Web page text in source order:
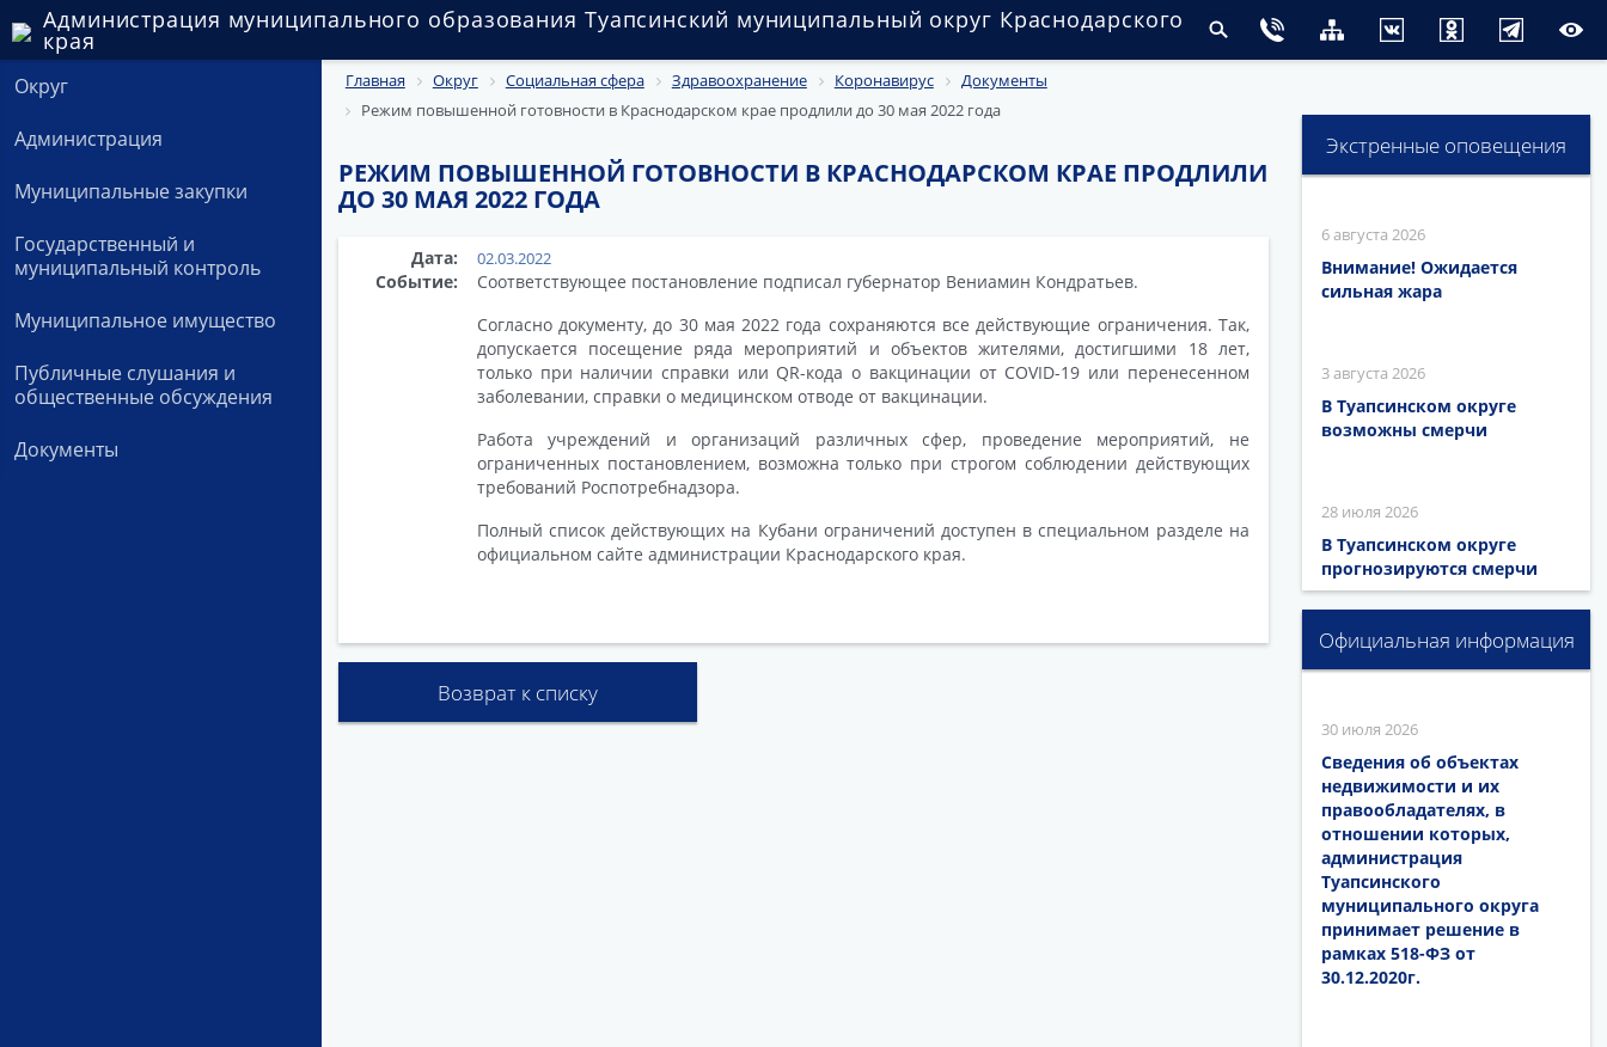
Администрация муниципального образования Туапсинский муниципальный округ Краснодарского
края
Округ
Администрация
Муниципальные закупки
Государственный и
муниципальный контроль
Муниципальное имущество
Публичные слушания и
общественные обсуждения
Документы
Главная Округ Социальная сфера Здравоохранение Коронавирус
Документы
Режим повышенной готовности в Краснодарском крае продлили до 30 мая 2022 года
РЕЖИМ ПОВЫШЕННОЙ ГОТОВНОСТИ В КРАСНОДАРСКОМ КРАЕ ПРОДЛИЛИ
ДО 30 МАЯ 2022 ГОДА
Дата: 02.03.2022
Событие:
Соответствующее постановление подписал губернатор Вениамин Кондратьев.
Согласно документу, до 30 мая 2022 года сохраняются все действующие ограничения. Так,
допускается посещение ряда мероприятий и объектов жителями, достигшими 18 лет,
только при наличии справки или QR-кода о вакцинации от COVID-19 или перенесенном
заболевании, справки о медицинском отводе от вакцинации.
Работа учреждений и организаций различных сфер, проведение мероприятий, не
ограниченных постановлением, возможна только при строгом соблюдении действующих
требований Роспотребнадзора.
Полный список действующих на Кубани ограничений доступен в специальном разделе на
официальном сайте администрации Краснодарского края.
Возврат к списку
Экстренные оповещения
6 августа 2026
Внимание! Ожидается
сильная жара
3 августа 2026
В Туапсинском округе
возможны смерчи
28 июля 2026
В Туапсинском округе
прогнозируются смерчи
Официальная информация
30 июля 2026
Сведения об объектах
недвижимости и их
правообладателях, в
отношении которых,
администрация
Туапсинского
муниципального округа
принимает решение в
рамках 518-ФЗ от
30.12.2020г.